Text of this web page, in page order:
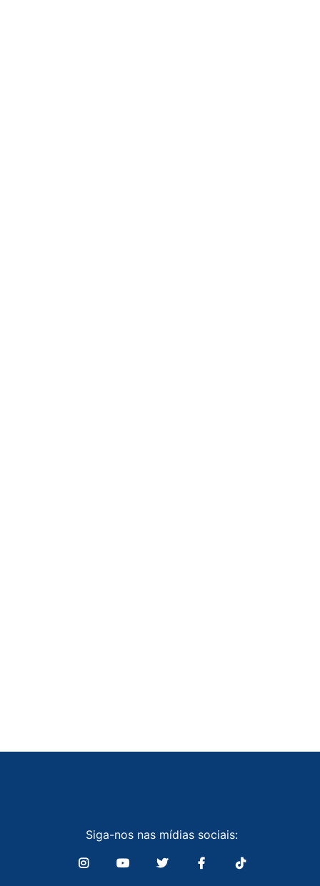
Siga-nos nas mídias sociais: